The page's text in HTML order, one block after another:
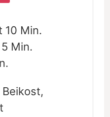
10Minuten
Min.
5Minuten
Min.